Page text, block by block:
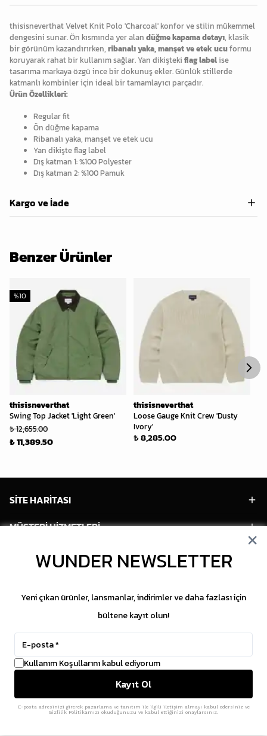
thisisneverthat Velvet Knit Polo 'Charcoal' konfor ve stilin mükemmel
dengesini sunar. Ön kısmında yer alan düğme kapama detayı, klasik
bir görünüm kazandırırken, ribanalı yaka, manşet ve etek ucuformu
koruyarak rahat bir kullanım sağlar. Yan dikişteki flag labelise
tasarıma markaya özgü ince bir dokunuş ekler. Günlük stillerde
katmanlı kombinler için ideal bir tamamlayıcı parçadır.
Ürün Özellikleri:
Regular fit
Ön düğme kapama
Ribanalı yaka, manşet ve etek ucu
Yan dikişte flag label
Dış katman 1: %100 Polyester
Dış katman 2: %100 Pamuk
Kargo ve İade
Benzer Ürünler
thisisneverthat
Swing Top Jacket 'Light Green'
%10
₺ 12,655.00
₺ 11,389.50
thisisneverthat
Loose Gauge Knit Crew 'Dusty
Ivory'
₺ 8,285.00
SİTE HARİTASI
MÜŞTERİ HİZMETLERİ
HESABIM
SOSYAL MEDYA
Copyright © 2026 WUNDER. İçeriklerin izinsiz
ikasE-Ticaret Altyapısıile Hazırlanmıştır.
WUNDER NEWSLETTER
Yeni çıkan ürünler, lansmanlar, indirimler ve daha fazlası için
bültene kayıt olun!
Kullanım Koşullarını kabul ediyorum
Kayıt Ol
E-posta adresinizi girerek pazarlama ve tanıtım ile ilgili iletişim almayı kabul edersiniz ve
Gizlilik Politikamızı okuduğunuzu ve kabul ettiğinizi onaylarsınız.